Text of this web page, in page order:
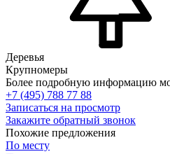
Деревья
Крупномеры
Более подробную информацию
+7 (495) 788 77 88
Записаться на просмотр
Закажите обратный звонок
Похожие предложения
По месту